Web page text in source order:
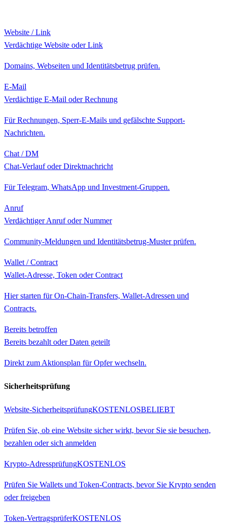
Website / Link
Verdächtige Website oder Link
Domains, Webseiten und Identitätsbetrug prüfen.
E-Mail
Verdächtige E-Mail oder Rechnung
Für Rechnungen, Sperr-E-Mails und gefälschte Support-
Nachrichten.
Chat / DM
Chat-Verlauf oder Direktnachricht
Für Telegram, WhatsApp und Investment-Gruppen.
Anruf
Verdächtiger Anruf oder Nummer
Community-Meldungen und Identitätsbetrug-Muster prüfen.
Wallet / Contract
Wallet-Adresse, Token oder Contract
Hier starten für On-Chain-Transfers, Wallet-Adressen und
Contracts.
Bereits betroffen
Bereits bezahlt oder Daten geteilt
Direkt zum Aktionsplan für Opfer wechseln.
Sicherheitsprüfung
Website-SicherheitsprüfungKOSTENLOSBELIEBT
Prüfen Sie, ob eine Website sicher wirkt, bevor Sie sie besuchen,
bezahlen oder sich anmelden
Krypto-AdressprüfungKOSTENLOS
Prüfen Sie Wallets und Token-Contracts, bevor Sie Krypto senden
oder freigeben
Token-VertragsprüferKOSTENLOS